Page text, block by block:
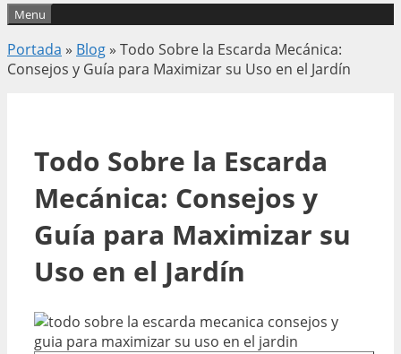
Menu
Portada » Blog » Todo Sobre la Escarda Mecánica:
Consejos y Guía para Maximizar su Uso en el Jardín
Todo Sobre la Escarda
Mecánica: Consejos y
Guía para Maximizar su
Uso en el Jardín